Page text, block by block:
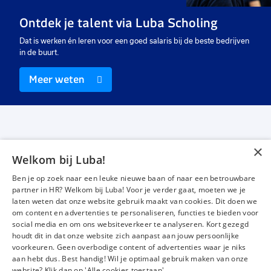
€ 2750- € 3500 € 2750 -€ 3500 p.m.
Ontdek je talent via Luba Scholing
Dat is werken én leren voor een goed salaris bij de beste bedrijven
in de buurt.
Meer weten
Werken bij Luba
Voor werkgevers
Mijn Luba
Contact
InstagramFacebookLinkedIn YouTube
×
Welkom bij Luba!
Ben je op zoek naar een leuke nieuwe baan of naar een betrouwbare
partner in HR? Welkom bij Luba! Voor je verder gaat, moeten we je
laten weten dat onze website gebruik maakt van cookies. Dit doen we
om content en advertenties te personaliseren, functies te bieden voor
social media en om ons websiteverkeer te analyseren. Kort gezegd
houdt dit in dat onze website zich aanpast aan jouw persoonlijke
voorkeuren. Geen overbodige content of advertenties waar je niks
aan hebt dus. Best handig! Wil je optimaal gebruik maken van onze